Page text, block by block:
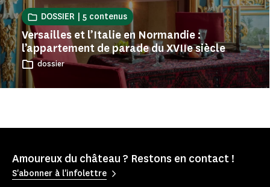
Versailles et l’Italie en Normandie :
l’appartement de parade du XVIIe siècle
DOSSIER | 5 contenus
dossier
Amoureux du château ? Restons en contact !
S'abonner à l'infolettre